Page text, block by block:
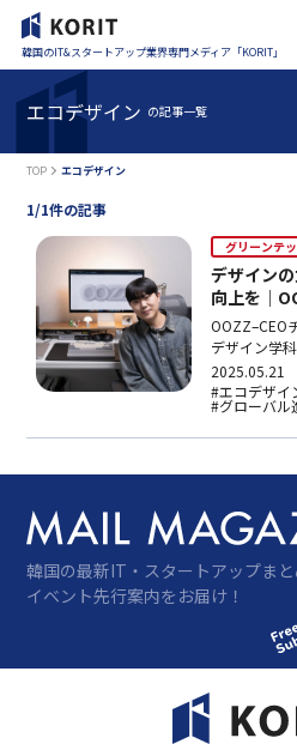
韓国のIT&スタートアップ業界専門メディア「KORIT」
エコデザイン の記事一覧
TOP エコデザイン
1/1件の記事
グリーンテ
デザイン
向上を｜
ル
OOZZ–CEO
デザイン学
を志してい
さしいデザ
年にエコリ
上げた。現
ー…
2025.05.21
#エコデザイ
#グローバル
韓国の最新IT・スタートアップま
イベント先行案内をお届け！